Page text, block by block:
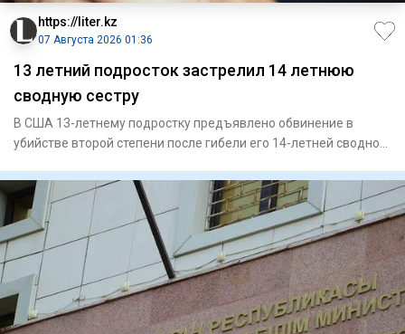
https://liter.kz
07 Августа 2026 01:36
13 летний подросток застрелил 14 летнюю
сводную сестру
В США 13-летнему подростку предъявлено обвинение в
убийстве второй степени после гибели его 14-летней сводной